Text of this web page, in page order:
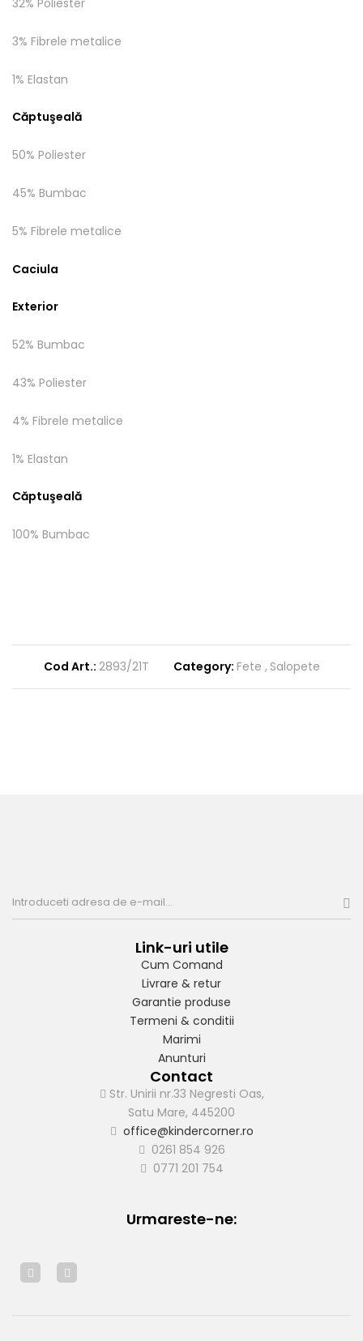
3% Fibrele metalice
1% Elastan
Căptuşeală
50% Poliester
45% Bumbac
5% Fibrele metalice
Caciula
Exterior
52% Bumbac
43% Poliester
4% Fibrele metalice
1% Elastan
Căptuşeală
100% Bumbac
Cod Art.: 2893/21T Category: Fete Salopete
Link-uri utile
Cum Comand
Livrare & retur
Garantie produse
Termeni & conditii
Marimi
Anunturi
Contact
Str. Unirii nr.33 Negresti Oas,
Satu Mare, 445200
office@kindercorner.ro
0261 854 926
0771 201 754
Urmareste-ne: